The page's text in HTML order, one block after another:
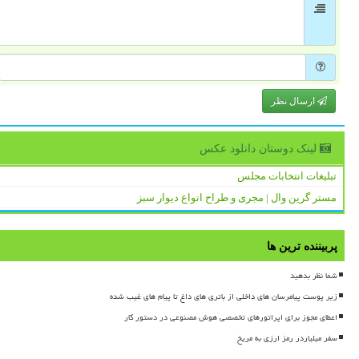
ارسال نظر
لینک دوستان دانلود عكس
تبلیغات انتخابات مجلس
مستر گرین وال | مجری و طراح انواع دیوار سبز
پربیننده ترین ها
شما نظر بدهید
زیر پوست پیامرسان های داخلی از باتری های داغ تا پیام های غیب شده
اعطای مجوز برای اپراتورهای تخصصی هوش مصنوعی در دستور کار
سفر میلیاردر رمز ارزی به مریخ